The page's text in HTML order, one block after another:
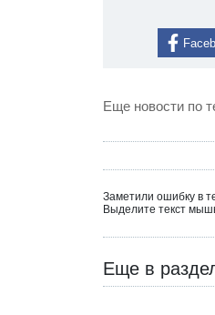
Еще новости по
Заметили ошибку в
Выделите текст
Еще в